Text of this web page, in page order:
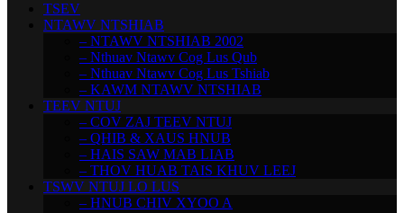
TSEV
NTAWV NTSHIAB
– NTAWV NTSHIAB 2002
– Nthuav Ntawv Cog Lus Qub
– Nthuav Ntawv Cog Lus Tshiab
– KAWM NTAWV NTSHIAB
TEEV NTUJ
– COV ZAJ TEEV NTUJ
– QHIB & XAUS HNUB
– HAIS SAW MAB LIAB
– THOV HUAB TAIS KHUV LEEJ
TSWV NTUJ LO LUS
– HNUB CHIV XYOO A